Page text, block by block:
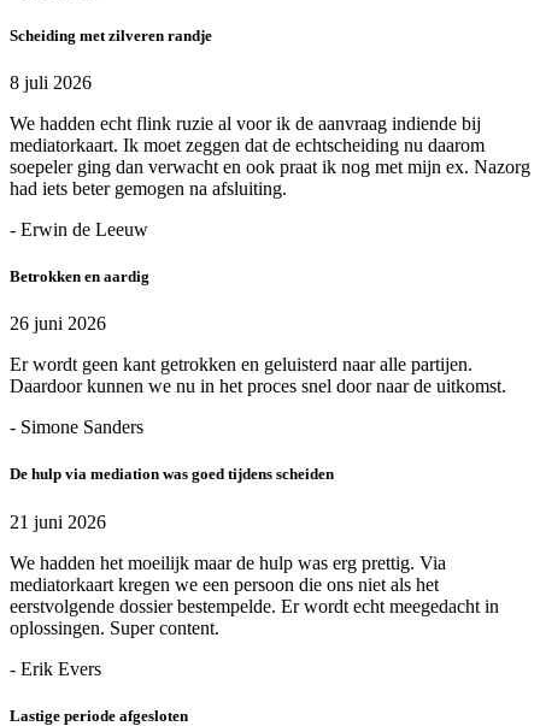
Scheiding met zilveren randje
8 juli 2026
We hadden echt flink ruzie al voor ik de aanvraag indiende bij
mediatorkaart. Ik moet zeggen dat de echtscheiding nu daarom
soepeler ging dan verwacht en ook praat ik nog met mijn ex. Nazorg
had iets beter gemogen na afsluiting.
- Erwin de Leeuw
Betrokken en aardig
26 juni 2026
Er wordt geen kant getrokken en geluisterd naar alle partijen.
Daardoor kunnen we nu in het proces snel door naar de uitkomst.
- Simone Sanders
De hulp via mediation was goed tijdens scheiden
21 juni 2026
We hadden het moeilijk maar de hulp was erg prettig. Via
mediatorkaart kregen we een persoon die ons niet als het
eerstvolgende dossier bestempelde. Er wordt echt meegedacht in
oplossingen. Super content.
- Erik Evers
Lastige periode afgesloten